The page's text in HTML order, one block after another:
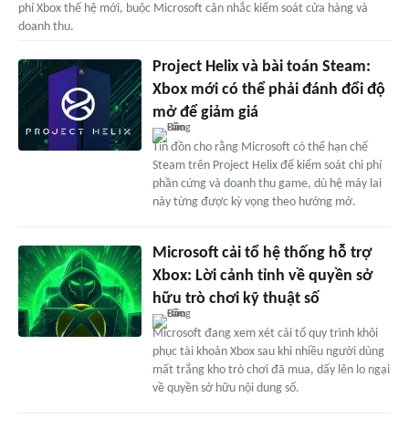
phí Xbox thế hệ mới, buộc Microsoft cân nhắc kiểm soát cửa hàng và
doanh thu.
Project Helix và bài toán Steam:
Xbox mới có thể phải đánh đổi độ
mở để giảm giá
Tin đồn cho rằng Microsoft có thể hạn chế
Steam trên Project Helix để kiểm soát chi phí
phần cứng và doanh thu game, dù hệ máy lai
này từng được kỳ vọng theo hướng mở.
Microsoft cải tổ hệ thống hỗ trợ
Xbox: Lời cảnh tỉnh về quyền sở
hữu trò chơi kỹ thuật số
Microsoft đang xem xét cải tổ quy trình khôi
phục tài khoản Xbox sau khi nhiều người dùng
mất trắng kho trò chơi đã mua, dấy lên lo ngại
về quyền sở hữu nội dung số.